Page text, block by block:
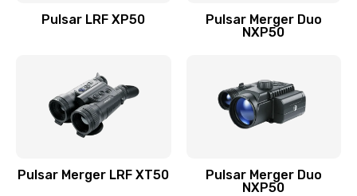
Pulsar LRF XP50
Pulsar Merger Duo
NXP50
Pulsar Merger LRF XT50
Pulsar Merger Duo
NXP50